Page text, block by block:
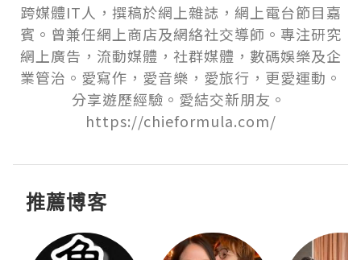
跨媒體IT人，撰稿於網上雜誌，網上電台節目嘉
賓。曾兼任網上商店及網絡社交導師。專注研究
網上廣告，流動媒體，社群媒體，數碼娛樂及企
業管治。愛寫作，愛音樂，愛旅行，更愛運動。
分享遊歷經驗。愛結交新朋友。
https://chieformula.com/
推薦博客